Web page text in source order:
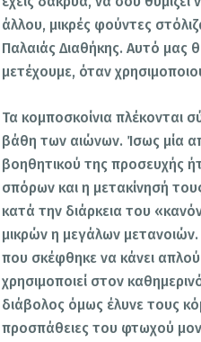
άλλου, μικρές φούντες
Παλαιάς Διαθήκης. Αυτό μας
μετέχουμε, όταν
Τα κομποσκοίνια πλέκονται
βάθη των αιώνων. Ίσως μία
βοηθητικού της προσευχής
σπόρων και η μετακίνησή
κατά την διάρκεια του
μικρών η μεγάλων
που σκέφθηκε να κάνει
χρησιμοποιεί στον
διάβολος όμως έλυνε τους
προσπάθειες του φτωχού